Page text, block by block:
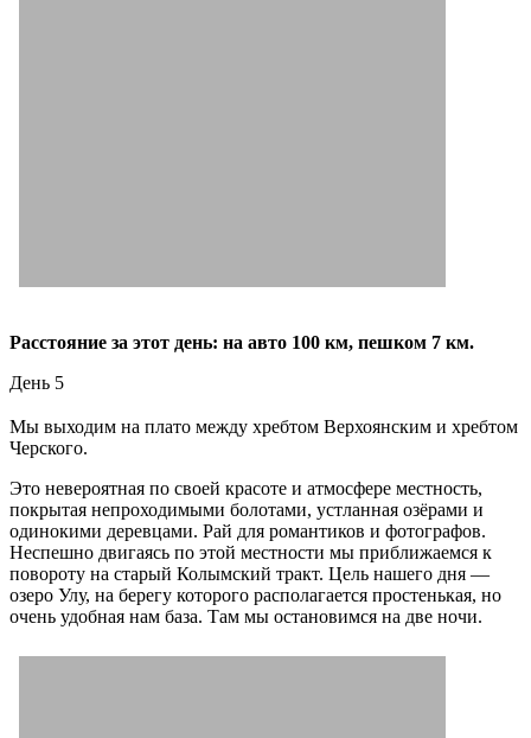
Расстояние за этот день: на авто 100 км, пешком 7 км.
День 5
Мы выходим на плато между хребтом Верхоянским и хребтом
Черского.
Это невероятная по своей красоте и атмосфере местность,
покрытая непроходимыми болотами, устланная озёрами и
одинокими деревцами. Рай для романтиков и фотографов.
Неспешно двигаясь по этой местности мы приближаемся к
повороту на старый Колымский тракт. Цель нашего дня —
озеро Улу, на берегу которого располагается простенькая, но
очень удобная нам база. Там мы остановимся на две ночи.